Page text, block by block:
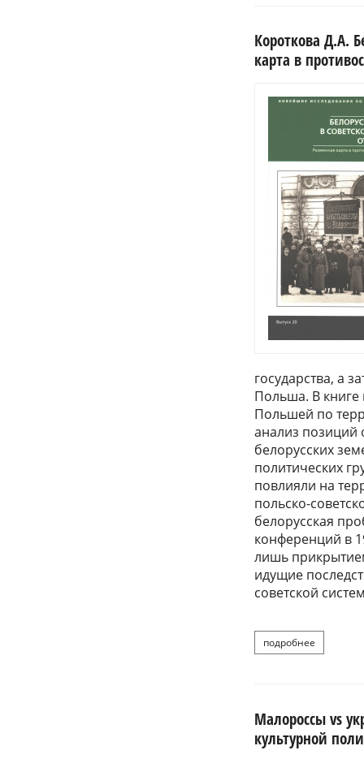
Короткова Д.А.
карта в
государства, а
Польша. В
Польшей по
анализ позиций
белорусских
политических
повлияли на
польско-
белорусская
конференций в
лишь
идущие
советской
подробнее
Малороссы vs
культурной